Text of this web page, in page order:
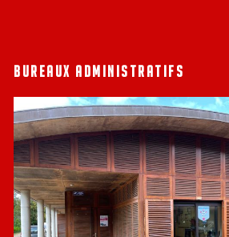
BUREAUX ADMINISTRATIFS